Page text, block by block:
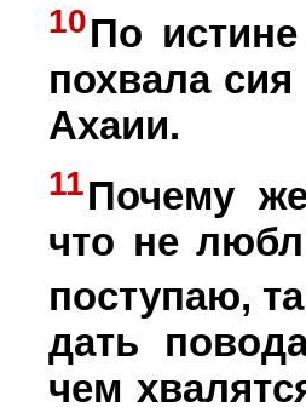
10По
похвала
Ахаии.
11Почему
что не
поступаю,
дать
чем